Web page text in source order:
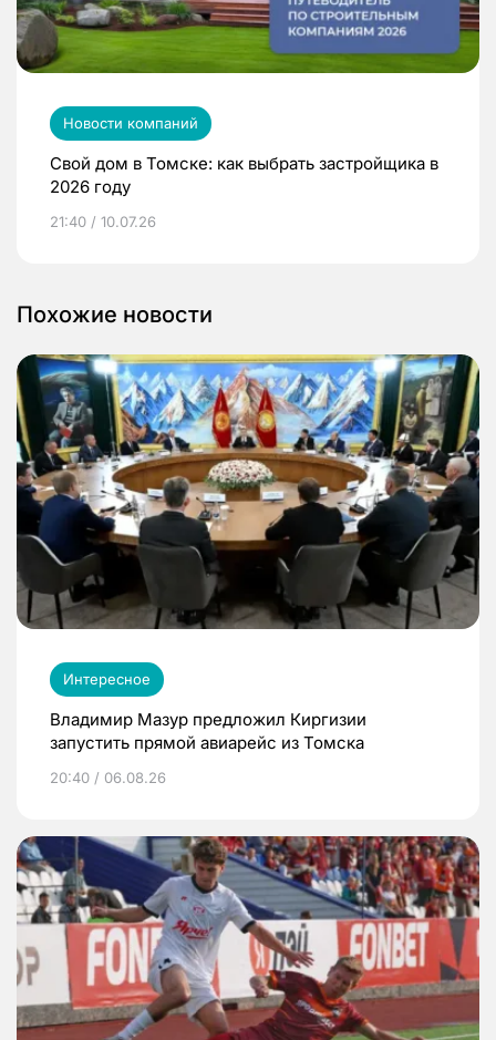
Новости компаний
Свой дом в Томске: как выбрать застройщика в
2026 году
21:40 / 10.07.26
Похожие новости
Интересное
Владимир Мазур предложил Киргизии
запустить прямой авиарейс из Томска
20:40 / 06.08.26